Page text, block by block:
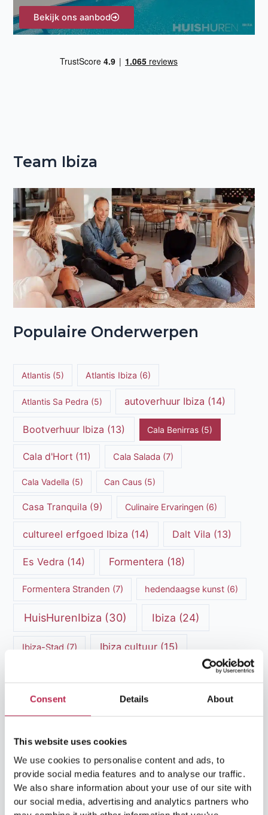
Consent Details About
This website uses cookies
We use cookies to personalise content and ads, to
provide social media features and to analyse our traffic.
We also share information about your use of our site with
our social media, advertising and analytics partners who
Bekijk ons aanbod
Team Ibiza
Populaire Onderwerpen
Atlantis (5) Atlantis Ibiza (6)
Atlantis Sa Pedra (5) autoverhuur Ibiza (14)
Bootverhuur Ibiza (13) Cala Benirras (5)
Cala d'Hort (11) Cala Salada(7)
Cala Vadella (5) Can Caus (5)
Casa Tranquila (9) Culinaire Ervaringen(6)
cultureel erfgoed Ibiza (14) Dalt Vila (13)
Es Vedra (14) Formentera (18)
Formentera Stranden (7) hedendaagse kunst(6)
HuisHurenIbiza (30) Ibiza (24)
Ibiza-Stad (7) Ibiza cultuur(15)
Ibiza nachtleven(12)
Ibiza Reisgids Ibiza reistips
Ibiza Villa Verhuur(6) luxe vakantie(5)
Luxe villa's Ibiza(43) luxe villas(13)